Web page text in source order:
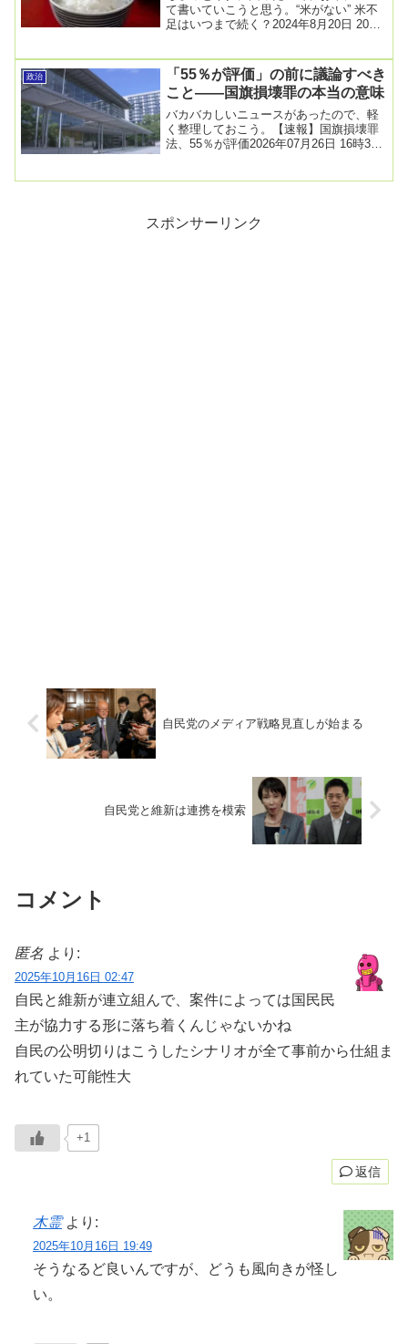
て書いていこうと思う。“米がない” 米不
足はいつまで続く？2024年8月20日 20時
政治
「55％が評価」の前に議論すべき
こと――国旗損壊罪の本当の意味
バカバカしいニュースがあったので、軽
く整理しておこう。【速報】国旗損壊罪
法、55％が評価2026年07月26日 16時33
スポンサーリンク
自民党のメディア戦略見直しが始まる
自民党と維新は連携を模索
コメント
匿名 より:
2025年10月16日 02:47
自民と維新が連立組んで、案件によっては国民民
主が協力する形に落ち着くんじゃないかね
自民の公明切りはこうしたシナリオが全て事前から仕組ま
れていた可能性大
+1
返信
木霊 より:
2025年10月16日 19:49
そうなるど良いんですが、どうも風向きが怪し
い。